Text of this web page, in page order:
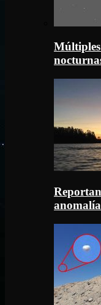
Múltiples